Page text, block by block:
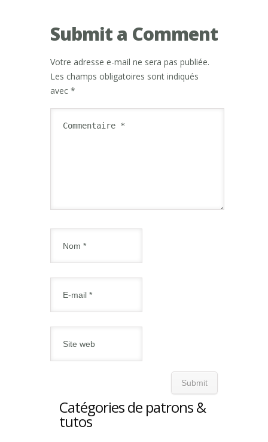
Submit a Comment
Votre adresse e-mail ne sera pas publiée.
Les champs obligatoires sont indiqués
avec *
Catégories de patrons &
tutos